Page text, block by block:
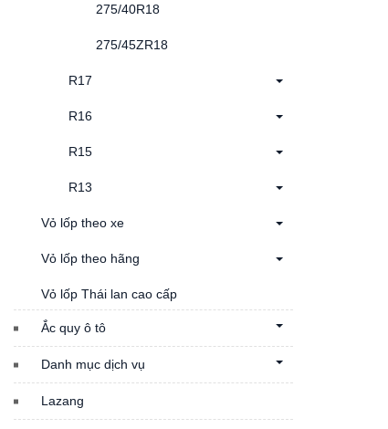
275/40R18
275/45ZR18
R17
R16
R15
R13
Vỏ lốp theo xe
Vỏ lốp theo hãng
Vỏ lốp Thái lan cao cấp
Ắc quy ô tô
Danh mục dịch vụ
Lazang